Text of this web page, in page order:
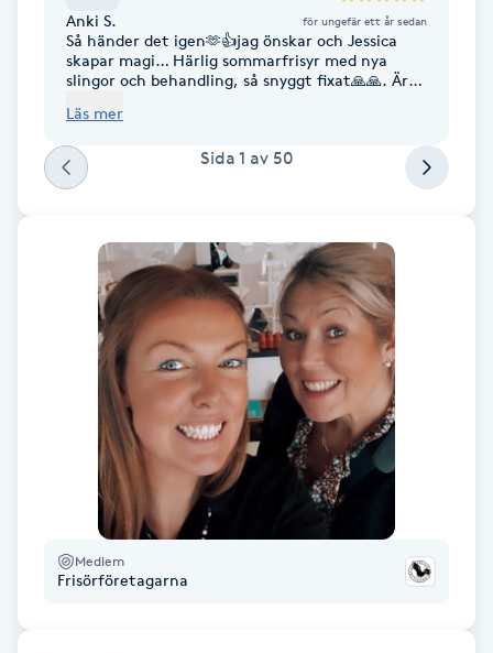
Fransk manikyr
Fransrengöring
Frekvensterapi
Friskvård
Friskvårdsmassage
Funktionsanalys
Anki S. för ungefär ett år sedan
Så händer det igen🫶👍jag önskar och Jessica
skapar magi… Härlig sommarfrisyr med nya
slingor och behandling, så snyggt fixat🙏🙏. Är
Läs mer
Sida 1 av 50
Medlem
Frisörföretagarna